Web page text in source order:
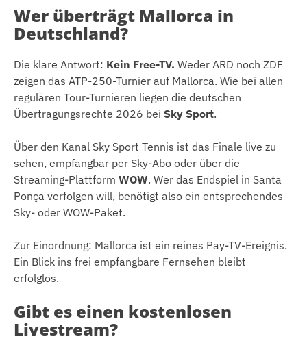
Wer überträgt Mallorca in
Deutschland?
Die klare Antwort: Kein Free-TV. Weder ARD noch ZDF
zeigen das ATP-250-Turnier auf Mallorca. Wie bei allen
regulären Tour-Turnieren liegen die deutschen
Übertragungsrechte 2026 bei Sky Sport.
Über den Kanal Sky Sport Tennis ist das Finale live zu
sehen, empfangbar per Sky-Abo oder über die
Streaming-Plattform WOW. Wer das Endspiel in Santa
Ponça verfolgen will, benötigt also ein entsprechendes
Sky- oder WOW-Paket.
Zur Einordnung: Mallorca ist ein reines Pay-TV-Ereignis.
Ein Blick ins frei empfangbare Fernsehen bleibt
erfolglos.
Gibt es einen kostenlosen
Livestream?